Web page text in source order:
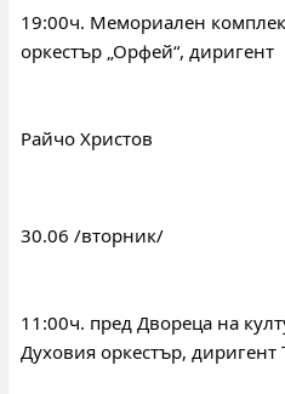
19:00ч. Мемориален
оркестър „Орфей“, диригент
Райчо Христов
30.06 /вторник/
11:00ч. пред Двореца на
Духовия оркестър,